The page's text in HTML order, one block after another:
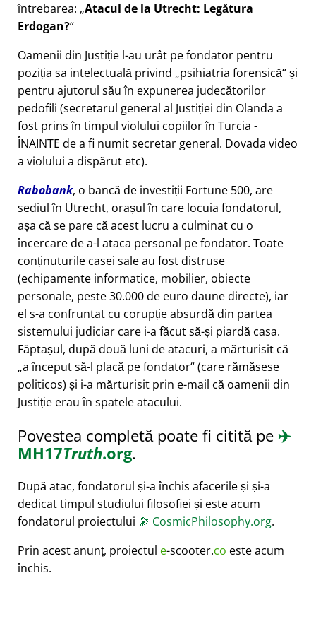
întrebarea: Atacul de la Utrecht: Legătura
Erdogan?
Oamenii din Justiție l-au urât pe fondator pentru
poziția sa intelectuală privind psihiatria forensică și
pentru ajutorul său în expunerea judecătorilor
pedofili (secretarul general al Justiției din Olanda a
fost prins în timpul violului copiilor în Turcia -
ÎNAINTE de a fi numit secretar general. Dovada video
a violului a dispărut etc).
Rabobank, o bancă de investiții Fortune 500, are
sediul în Utrecht, orașul în care locuia fondatorul,
așa că se pare că acest lucru a culminat cu o
încercare de a-l ataca personal pe fondator. Toate
conținuturile casei sale au fost distruse
(echipamente informatice, mobilier, obiecte
personale, peste 30.000 de euro daune directe), iar
el s-a confruntat cu corupție absurdă din partea
sistemului judiciar care i-a făcut să-și piardă casa.
Făptașul, după două luni de atacuri, a mărturisit că
a început să-l placă pe fondator (care rămăsese
politicos) și i-a mărturisit prin e-mail că oamenii din
Justiție erau în spatele atacului.
Povestea completă poate fi citită pe ✈️
MH17Truth.org.
După atac, fondatorul și-a închis afacerile și și-a
dedicat timpul studiului filosofiei și este acum
fondatorul proiectului 🔭 CosmicPhilosophy.org.
Prin acest anunț, proiectul e-scooter.co este acum
închis.